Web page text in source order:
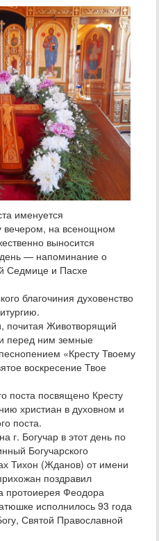
именуется
вечером, на всенощном
выносится
— напоминание о
Седмице и Пасхе
благочиния духовенство
почитая Животворящий
перед ним земные
«Кресту Твоему
воскресение Твое
поста посвящено Кресту
христиан в духовном и
поста.
г. Богучар в этот день по
Богучарского
Тихон (Жданов) от имени
поздравил
протоиерея Феодора
исполнилось 93 года
Святой Православной